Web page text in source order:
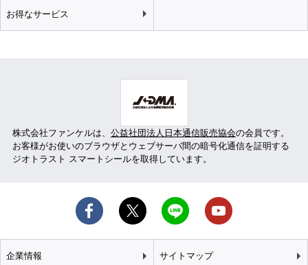
お得なサービス
株式会社ファンケルは、 公益社団法人日本通信販売協会の会員です。
お客様がお使いのブラウザとウェブサーバ間の暗号化通信を証明する
ジオトラスト スマートシールを取得しています。
企業情報 サイトマップ